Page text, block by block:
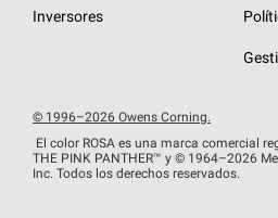
Garantías de techos
Inversores
© 1996–2026 Owens Corning.
El color ROSA es una marca comercial
THE PINK PANTHER™ y © 1964–2026
Inc. Todos los derechos reservados.